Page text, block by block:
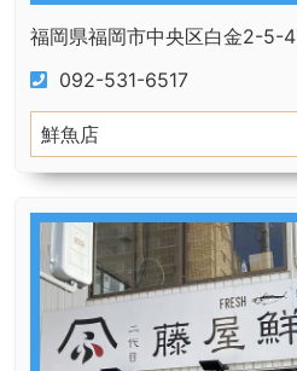
福岡県福岡市中央区白金2-5-4
092-531-6517
鮮魚店